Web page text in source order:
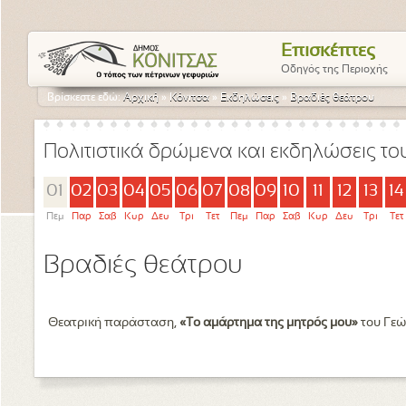
Επισκέπτες
Οδηγός της Περιοχής
Βρίσκεστε εδώ:Αρχική » Κόνιτσα » Εκδηλώσεις » Βραδιές θεάτρου
Πολιτιστικά δρώμενα και εκδηλώσεις
01
Πεμ
02
Παρ
03
Σαβ
04
Κυρ
05
Δευ
06
Τρι
07
Τετ
08
Πεμ
09
Παρ
10
Σαβ Κυρ
12
Δευ
13
Τρι
14
Τετ
Βραδιές θεάτρου
Θεατρική παράσταση, «Το αμάρτημα της μητρός μου» του